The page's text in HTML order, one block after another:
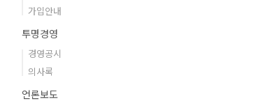
가입안내
투명경영
경영공시
의사록
언론보도